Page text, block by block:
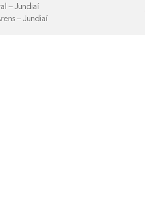
– Jundiaí
– Jundiaí